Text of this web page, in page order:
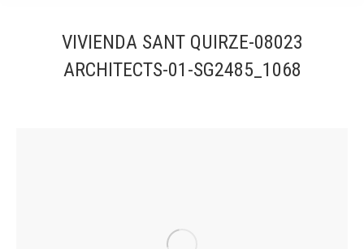
VIVIENDA SANT QUIRZE-08023
ARCHITECTS-01-SG2485_1068